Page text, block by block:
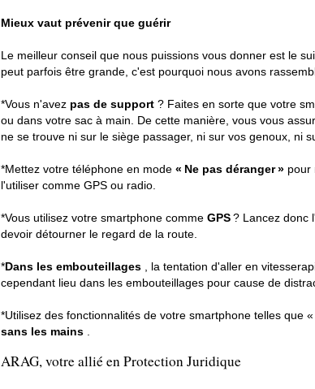
Mieux vaut prévenir que guérir
Le meilleur conseil que nous puissions vous donner est le
peut parfois être grande, c'est pourquoi nous avons
*Vous n'avez pas de support ? Faites en sorte que votre
ou dans votre sac à main. De cette manière, vous vous
ne se trouve ni sur le siège passager, ni sur vos genoux, ni
*Mettez votre téléphone en mode « Ne pas déranger » pour
l'utiliser comme GPS ou radio.
*Vous utilisez votre smartphone comme GPS? Lancez donc
devoir détourner le regard de la route.
*Dans les embouteillages
, la tentation d'aller en
cependant lieu dans les embouteillages pour cause de
*Utilisez des fonctionnalités de votre smartphone telles que
sans les mains
ARAG, votre allié en Protection Juridique